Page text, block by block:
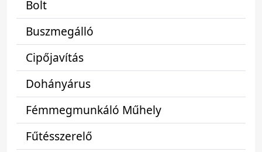
Bolt
Buszmegálló
Cipőjavítás
Dohányárus
Fémmegmunkáló Műhely
Fűtésszerelő